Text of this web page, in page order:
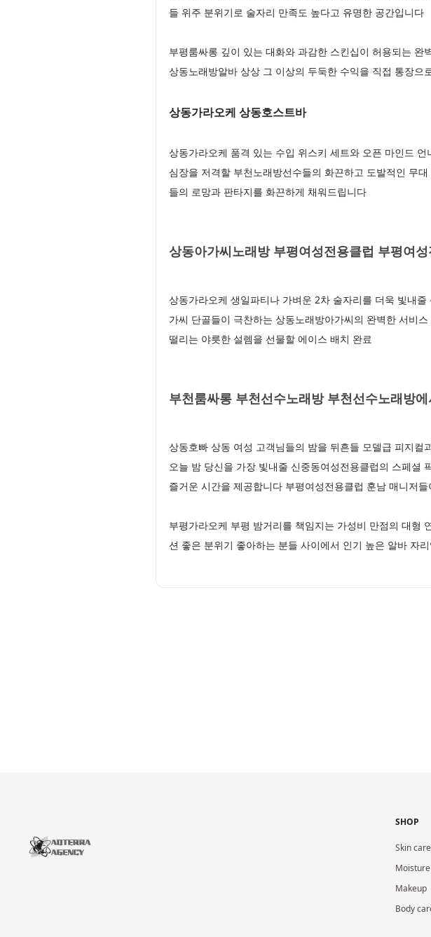
들 위주 분위기로 술자리 만족도 높다고 유명한 공간입니다
부평룸싸롱 깊이 있는 대화와 과감한 스킨십이 허용되는
상동노래방알바 상상 그 이상의 두둑한 수익을 직접 통장으
상동가라오케 상동호스트바
상동가라오케 품격 있는 수입 위스키 세트와 오픈 마인드
심장을 저격할 부천노래방선수들의 화끈하고 도발적인 무
들의 로망과 판타지를 화끈하게 채워드립니다
상동아가씨노래방 부평여성전용클럽 부평여
상동가라오케 생일파티나 가벼운 2차 술자리를 더욱 빛내
가씨 단골들이 극찬하는 상동노래방아가씨의 완벽한 서비
떨리는 야릇한 설렘을 선물할 에이스 배치 완료
부천룸싸롱 부천선수노래방 부천선수노래방
상동호빠 상동 여성 고객님들의 밤을 뒤흔들 모델급 피지
오늘 밤 당신을 가장 빛내줄 신중동여성전용클럽의 스페셜
즐거운 시간을 제공합니다 부평여성전용클럽 훈남 매니저
부평가라오케 부평 밤거리를 책임지는 가성비 만점의 대형
션 좋은 분위기 좋아하는 분들 사이에서 인기 높은 알바 자
SHOP
Skin care
Makeup
Body